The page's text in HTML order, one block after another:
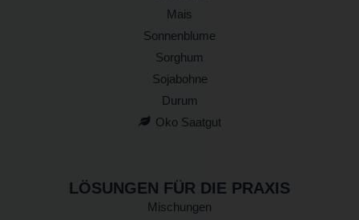
Mais
Sonnenblume
Sorghum
Sojabohne
Durum
Oko Saatgut
LÖSUNGEN FÜR DIE PRAXIS
Mischungen